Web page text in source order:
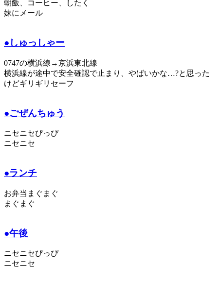
朝飯、コーヒー、したく
妹にメール
●しゅっしゃー
0747の横浜線→京浜東北線
横浜線が途中で安全確認で止まり、やばいかな…?と思った
けどギリギリセーフ
●ごぜんちゅう
ニセニセぴっぴ
ニセニセ
●ランチ
お弁当まぐまぐ
まぐまぐ
●午後
ニセニセぴっぴ
ニセニセ